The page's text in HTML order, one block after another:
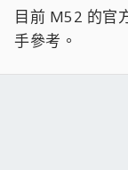
目前 M52 的官
手參考。